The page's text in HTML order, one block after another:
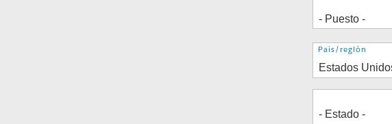
Dirección
País/región